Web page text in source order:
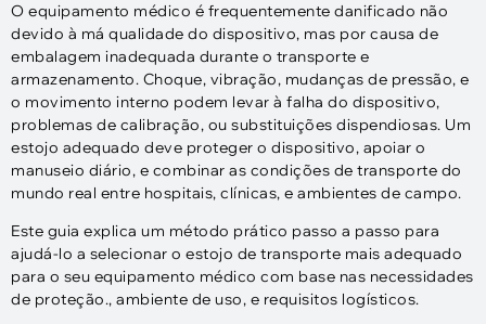
O equipamento médico é frequentemente danificado não
devido à má qualidade do dispositivo, mas por causa de
embalagem inadequada durante o transporte e
armazenamento. Choque, vibração, mudanças de pressão, e
o movimento interno podem levar à falha do dispositivo,
problemas de calibração, ou substituições dispendiosas. Um
estojo adequado deve proteger o dispositivo, apoiar o
manuseio diário, e combinar as condições de transporte do
mundo real entre hospitais, clínicas, e ambientes de campo.
Este guia explica um método prático passo a passo para
ajudá-lo a selecionar o estojo de transporte mais adequado
para o seu equipamento médico com base nas necessidades
de proteção., ambiente de uso, e requisitos logísticos.